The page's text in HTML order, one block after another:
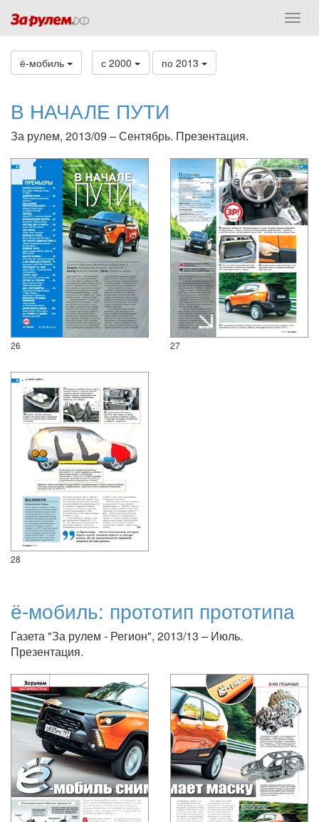
ё-мобиль с 2000 по 2013
В НАЧАЛЕ ПУТИ
За рулем, 2013/09 – Сентябрь. Презентация.
26 27
28
ё-мобиль: прототип прототипа
Газета "За рулем - Регион", 2013/13 – Июль.
Презентация.